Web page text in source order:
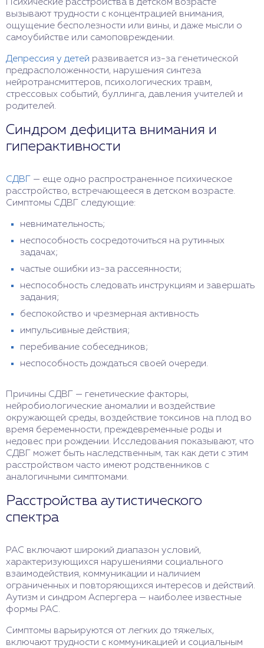
Психические расстройства в детском возрасте
вызывают трудности с концентрацией внимания,
ощущение бесполезности или вины, и даже мысли о
самоубийстве или самоповреждении.
Депрессия у детей развивается из-за генетической
предрасположенности, нарушения синтеза
нейротрансмиттеров, психологических травм,
стрессовых событий, буллинга, давления учителей и
родителей.
Синдром дефицита внимания и
гиперактивности
СДВГ
— еще одно распространенное психическое
расстройство, встречающееся в детском возрасте.
Симптомы СДВГ следующие:
невнимательность;
неспособность сосредоточиться на рутинных
задачах;
частые ошибки из-за рассеянности;
неспособность следовать инструкциям и завершать
задания;
беспокойство и чрезмерная активность
импульсивные действия;
перебивание собеседников;
неспособность дождаться своей очереди.
Причины СДВГ — генетические факторы,
нейробиологические аномалии и воздействие
окружающей среды, воздействие токсинов на плод во
время беременности, преждевременные роды и
недовес при рождении. Исследования показывают, что
СДВГ может быть наследственным, так как дети с этим
расстройством часто имеют родственников с
аналогичными симптомами.
Расстройства аутистического
спектра
РАС включают широкий диапазон условий,
характеризующихся нарушениями социального
взаимодействия, коммуникации и наличием
ограниченных и повторяющихся интересов и действий.
Аутизм и синдром Аспергера — наиболее известные
формы РАС.
Симптомы варьируются от легких до тяжелых,
включают трудности с коммуникацией и социальным